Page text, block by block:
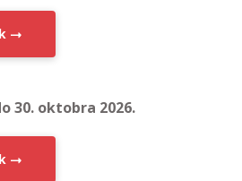
30. oktobra 2026.